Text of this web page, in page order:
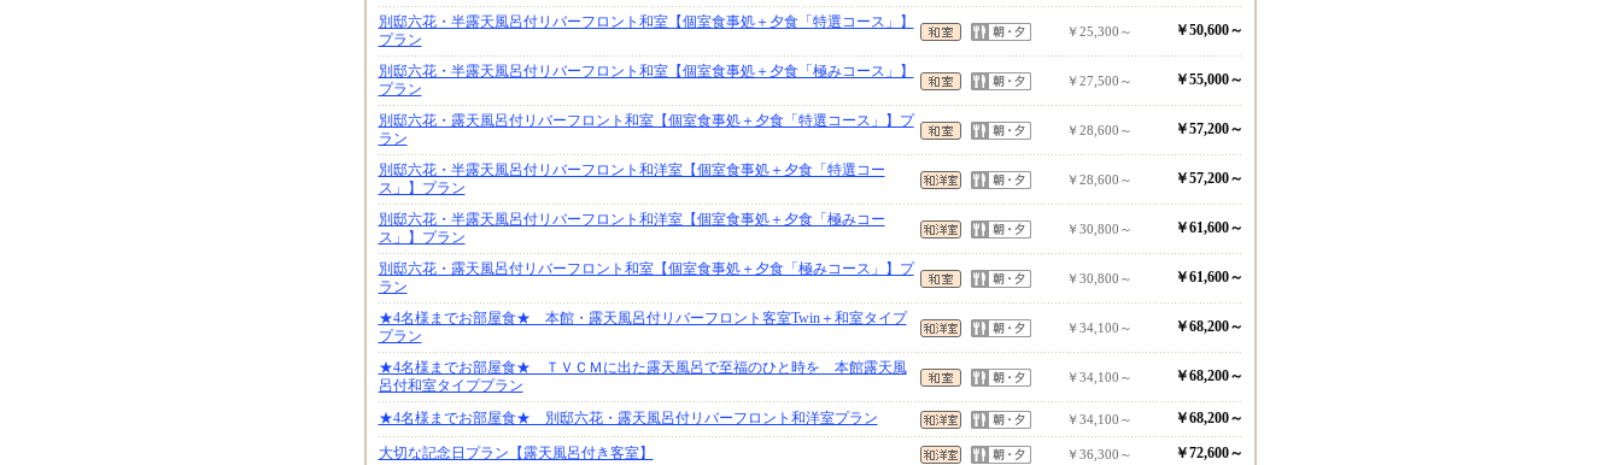
別邸六花・半露天風呂付リバーフロント和室【個室食事処＋夕食「特選コース」】
プラン
￥25,300～ ￥50,600～
別邸六花・半露天風呂付リバーフロント和室【個室食事処＋夕食「極みコース」】
プラン
￥27,500～ ￥55,000～
別邸六花・露天風呂付リバーフロント和室【個室食事処＋夕食「特選コース」】プ
ラン
￥28,600～ ￥57,200～
別邸六花・半露天風呂付リバーフロント和洋室【個室食事処＋夕食「特選コー
ス」】プラン
￥28,600～ ￥57,200～
別邸六花・半露天風呂付リバーフロント和洋室【個室食事処＋夕食「極みコー
ス」】プラン
￥30,800～ ￥61,600～
別邸六花・露天風呂付リバーフロント和室【個室食事処＋夕食「極みコース」】プ
ラン
￥30,800～ ￥61,600～
★4名様までお部屋食★ 本館・露天風呂付リバーフロント客室Twin＋和室タイプ
プラン
￥34,100～ ￥68,200～
★4名様までお部屋食★ ＴＶＣＭに出た露天風呂で至福のひと時を 本館露天風
呂付和室タイププラン
￥34,100～ ￥68,200～
★4名様までお部屋食★ 別邸六花・露天風呂付リバーフロント和洋室プラン ￥34,100～ ￥68,200～
大切な記念日プラン【露天風呂付き客室】 ￥36,300～ ￥72,600～